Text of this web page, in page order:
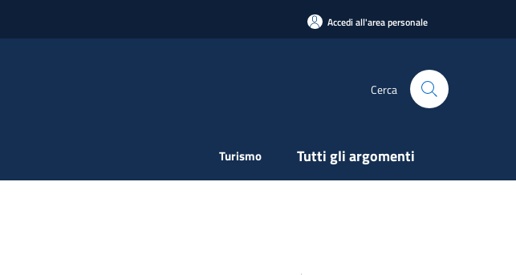
Accedi all'area personale
Cerca
Turismo Tutti gli argomenti